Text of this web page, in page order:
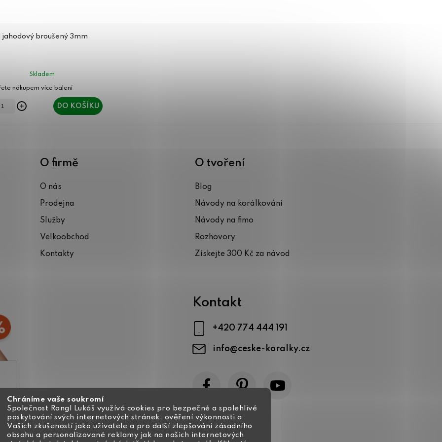
Chráníme vaše soukromí
Společnost Rangl Lukáš využívá cookies pro bezpečné a spolehlivé
poskytování svých internetových stránek, ověření výkonnosti a
Vašich zkušeností jako uživatele a pro další zlepšování zásadního
obsahu a personalizované reklamy jak na našich internetových
jahodový broušený 3mm
Skladem
DO KOŠÍKU
O firmě
O nás
Prodejna
Služby
Velkoobchod
Kontakty
O tvoření
Blog
Návody na korálkování
Návody na fimo
Rozhovory
Získejte 300 Kč za návod
Kontakt
info@ceske-koralky.cz
+420 774 444 191